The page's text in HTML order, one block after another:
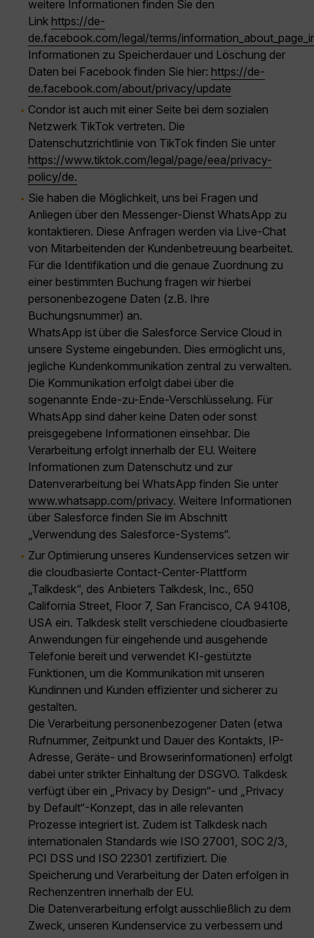
weitere Informationen finden Sie den
Link https://de-
de.facebook.com/legal/terms/
Informationen zu Speicherdauer und Löschung der
Daten bei Facebook finden Sie hier: https://de-
de.facebook.com/about/privacy/update
Condor ist auch mit einer Seite bei dem sozialen
Netzwerk TikTok vertreten. Die
Datenschutzrichtlinie von TikTok finden Sie unter
https://www.tiktok.com/legal/page/eea/privacy-
policy/de.
Sie haben die Möglichkeit, uns bei Fragen und
Anliegen über den Messenger-Dienst WhatsApp zu
kontaktieren. Diese Anfragen werden via Live-Chat
von Mitarbeitenden der Kundenbetreuung bearbeitet.
Für die Identifikation und die genaue Zuordnung zu
einer bestimmten Buchung fragen wir hierbei
personenbezogene Daten (z.B. Ihre
Buchungsnummer) an.
WhatsApp ist über die Salesforce Service Cloud in
unsere Systeme eingebunden. Dies ermöglicht uns,
jegliche Kundenkommunikation zentral zu verwalten.
Die Kommunikation erfolgt dabei über die
sogenannte Ende-zu-Ende-Verschlüsselung. Für
WhatsApp sind daher keine Daten oder sonst
preisgegebene Informationen einsehbar. Die
Verarbeitung erfolgt innerhalb der EU. Weitere
Informationen zum Datenschutz und zur
Datenverarbeitung bei WhatsApp finden Sie unter
www.whatsapp.com/privacy. Weitere Informationen
über Salesforce finden Sie im Abschnitt
„Verwendung des Salesforce-Systems“.
Zur Optimierung unseres Kundenservices setzen wir
die cloudbasierte Contact-Center-Plattform
„Talkdesk“, des Anbieters Talkdesk, Inc., 650
California Street, Floor 7, San Francisco, CA 94108,
USA ein. Talkdesk stellt verschiedene cloudbasierte
Anwendungen für eingehende und ausgehende
Telefonie bereit und verwendet KI-gestützte
Funktionen, um die Kommunikation mit unseren
Kundinnen und Kunden effizienter und sicherer zu
gestalten.
Die Verarbeitung personenbezogener Daten (etwa
Rufnummer, Zeitpunkt und Dauer des Kontakts, IP-
Adresse, Geräte- und Browserinformationen) erfolgt
dabei unter strikter Einhaltung der DSGVO. Talkdesk
verfügt über ein „Privacy by Design“- und „Privacy
by Default“-Konzept, das in alle relevanten
Prozesse integriert ist. Zudem ist Talkdesk nach
internationalen Standards wie ISO 27001, SOC 2/3,
PCI DSS und ISO 22301 zertifiziert. Die
Speicherung und Verarbeitung der Daten erfolgen in
Rechenzentren innerhalb der EU.
Die Datenverarbeitung erfolgt ausschließlich zu dem
Zweck, unseren Kundenservice zu verbessern und